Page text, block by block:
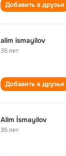
Добавить в друзья
alim ismayilov
35 лет
Добавить в друзья
Alim İsmayilov
35 лет